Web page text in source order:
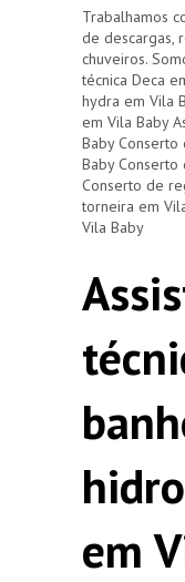
Trabalhamos
de descargas,
chuveiros.
técnica Deca
hydra em Vila
em Vila Baby
Baby
Baby
Conserto de
torneira em
Vila Baby
em